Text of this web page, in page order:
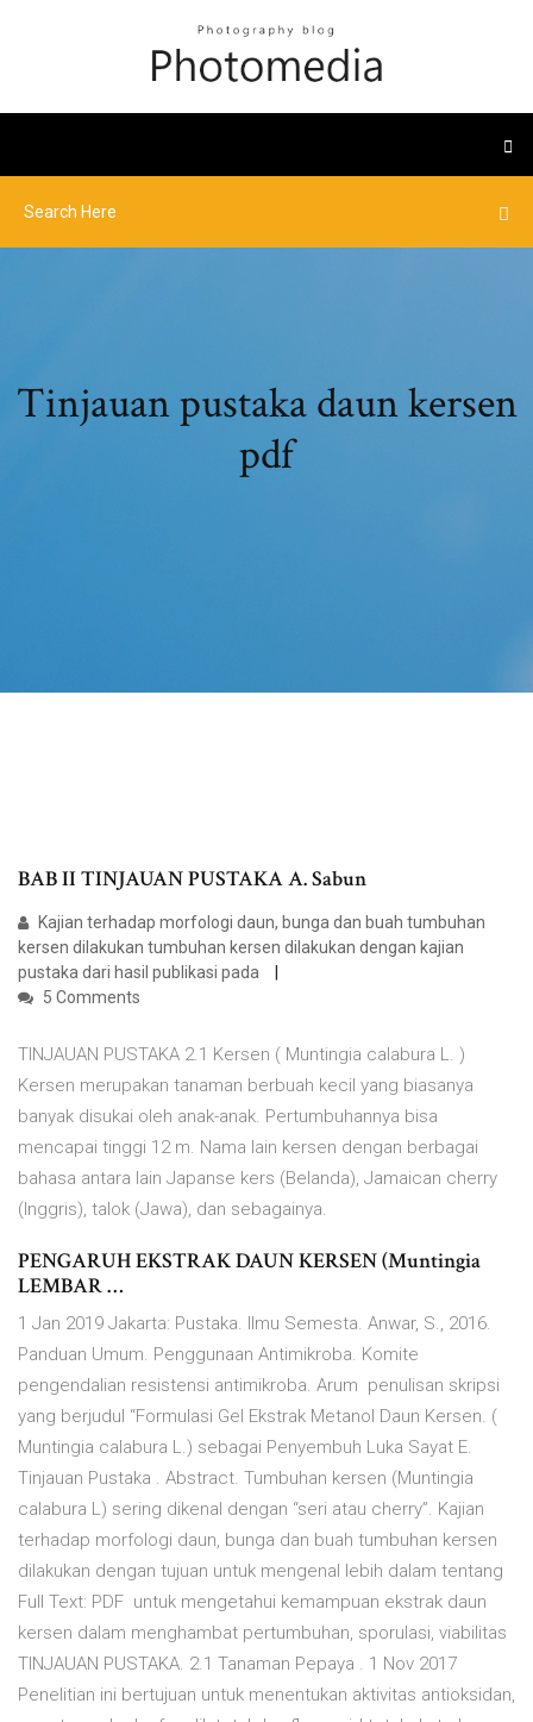
Tinjauan pustaka daun kersen
pdf
BAB II TINJAUAN PUSTAKA A. Sabun
Kajian terhadap morfologi daun, bunga dan buah tumbuhan
kersen dilakukan tumbuhan kersen dilakukan dengan kajian
pustaka dari hasil publikasi pada
5 Comments
TINJAUAN PUSTAKA 2.1 Kersen ( Muntingia calabura L. )
Kersen merupakan tanaman berbuah kecil yang biasanya
banyak disukai oleh anak-anak. Pertumbuhannya bisa
mencapai tinggi 12 m. Nama lain kersen dengan berbagai
bahasa antara lain Japanse kers (Belanda), Jamaican cherry
(Inggris), talok (Jawa), dan sebagainya.
PENGARUH EKSTRAK DAUN KERSEN (Muntingia
LEMBAR …
1 Jan 2019 Jakarta: Pustaka. Ilmu Semesta. Anwar, S., 2016.
Panduan Umum. Penggunaan Antimikroba. Komite
pengendalian resistensi antimikroba. Arum penulisan skripsi
yang berjudul “Formulasi Gel Ekstrak Metanol Daun Kersen. (
Muntingia calabura L.) sebagai Penyembuh Luka Sayat E.
Tinjauan Pustaka . Abstract. Tumbuhan kersen (Muntingia
calabura L) sering dikenal dengan “seri atau cherry”. Kajian
terhadap morfologi daun, bunga dan buah tumbuhan kersen
dilakukan dengan tujuan untuk mengenal lebih dalam tentang
Full Text: PDF untuk mengetahui kemampuan ekstrak daun
kersen dalam menghambat pertumbuhan, sporulasi, viabilitas
TINJAUAN PUSTAKA. 2.1 Tanaman Pepaya . 1 Nov 2017
Penelitian ini bertujuan untuk menentukan aktivitas antioksidan,